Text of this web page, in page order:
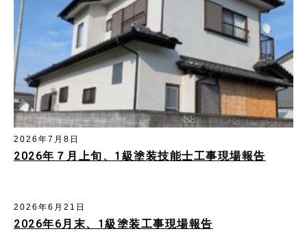
2026年７月上旬、1級塗装技能士工事現場報告
2026年7月8日
2026年6月末、1級塗装工事現場報告
2026年6月21日